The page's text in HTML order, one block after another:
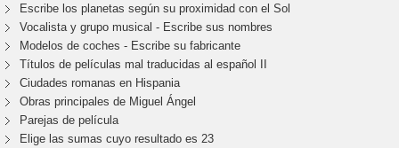
Escribe los planetas según su proximidad con el Sol
Vocalista y grupo musical - Escribe sus nombres
Modelos de coches - Escribe su fabricante
Títulos de películas mal traducidas al español II
Ciudades romanas en Hispania
Obras principales de Miguel Ángel
Parejas de película
Elige las sumas cuyo resultado es 23